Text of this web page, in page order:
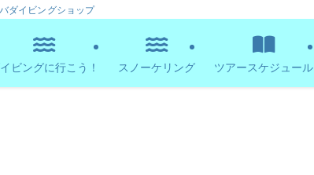
ダイビングショップ
ビングに行こう！ スノーケリング ツアースケジュール